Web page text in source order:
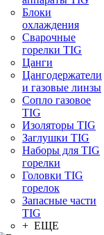
Блоки
охлаждения
Сварочные
горелки TIG
Цанги
Цангодержатели
и газовые линзы
Сопло газовое
TIG
Изоляторы TIG
Заглушки TIG
Наборы для TIG
горелки
Головки TIG
горелок
Запасные части
TIG
+ ЕЩЕ